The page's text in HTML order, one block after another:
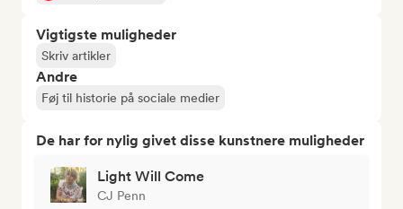
Vigtigste muligheder
Skriv artikler
Andre
Føj til historie på sociale medier
De har for nylig givet disse kunstnere muligheder
Light Will Come
CJ Penn